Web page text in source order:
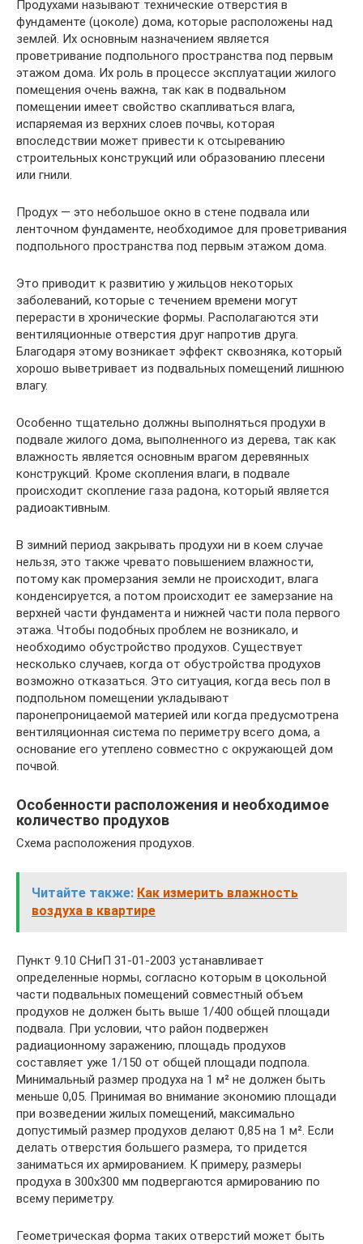
Продухами называют технические отверстия в
фундаменте (цоколе) дома, которые расположены над
землей. Их основным назначением является
проветривание подпольного пространства под первым
этажом дома. Их роль в процессе эксплуатации жилого
помещения очень важна, так как в подвальном
помещении имеет свойство скапливаться влага,
испаряемая из верхних слоев почвы, которая
впоследствии может привести к отсыреванию
строительных конструкций или образованию плесени
или гнили.
Продух — это небольшое окно в стене подвала или
ленточном фундаменте, необходимое для проветривания
подпольного пространства под первым этажом дома.
Это приводит к развитию у жильцов некоторых
заболеваний, которые с течением времени могут
перерасти в хронические формы. Располагаются эти
вентиляционные отверстия друг напротив друга.
Благодаря этому возникает эффект сквозняка, который
хорошо выветривает из подвальных помещений лишнюю
влагу.
Особенно тщательно должны выполняться продухи в
подвале жилого дома, выполненного из дерева, так как
влажность является основным врагом деревянных
конструкций. Кроме скопления влаги, в подвале
происходит скопление газа радона, который является
радиоактивным.
В зимний период закрывать продухи ни в коем случае
нельзя, это также чревато повышением влажности,
потому как промерзания земли не происходит, влага
конденсируется, а потом происходит ее замерзание на
верхней части фундамента и нижней части пола первого
этажа. Чтобы подобных проблем не возникало, и
необходимо обустройство продухов. Существует
несколько случаев, когда от обустройства продухов
возможно отказаться. Это ситуация, когда весь пол в
подпольном помещении укладывают
паронепроницаемой материей или когда предусмотрена
вентиляционная система по периметру всего дома, а
основание его утеплено совместно с окружающей дом
почвой.
Особенности расположения и необходимое
количество продухов
Схема расположения продухов.
Читайте также: Как измерить влажность
воздуха в квартире
Пункт 9.10 СНиП 31-01-2003 устанавливает
определенные нормы, согласно которым в цокольной
части подвальных помещений совместный объем
продухов не должен быть выше 1/400 общей площади
подвала. При условии, что район подвержен
радиационному заражению, площадь продухов
составляет уже 1/150 от общей площади подпола.
Минимальный размер продуха на 1 м² не должен быть
меньше 0,05. Принимая во внимание экономию площади
при возведении жилых помещений, максимально
допустимый размер продухов делают 0,85 на 1 м². Если
делать отверстия большего размера, то придется
заниматься их армированием. К примеру, размеры
продуха в 300х300 мм подвергаются армированию по
всему периметру.
Геометрическая форма таких отверстий может быть